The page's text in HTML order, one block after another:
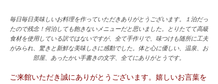
毎日毎日美味しいお料理を作っていただきありがとうございます。１泊だっ
たので残念！何泊しても飽きないメニューだと思いました。とりたてて高級
食材を使用している訳ではないですが、全て手作りで、味つけも随所に工夫
がみられ、驚きと新鮮な美味しさに感動でした。体と心に優しい、温泉、お
部屋、あったかい手書きの文字、全てにありがとうです。
ご来館いただき誠にありがとうございます。嬉しいお言葉を